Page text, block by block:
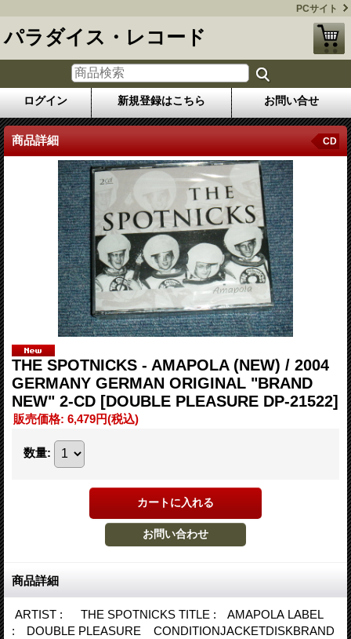
PCサイト
パラダイス・レコード
ログイン 新規登録はこちら お問い合せ
商品詳細 CD
THE SPOTNICKS - AMAPOLA (NEW) / 2004
GERMANY GERMAN ORIGINAL "BRAND
NEW" 2-CD [DOUBLE PLEASURE DP-21522]
販売価格: 6,479円(税込)
数量:
商品詳細
ARTIST : THE SPOTNICKS TITLE : AMAPOLA LABEL
: DOUBLE PLEASURE CONDITIONJACKETDISKBRAND